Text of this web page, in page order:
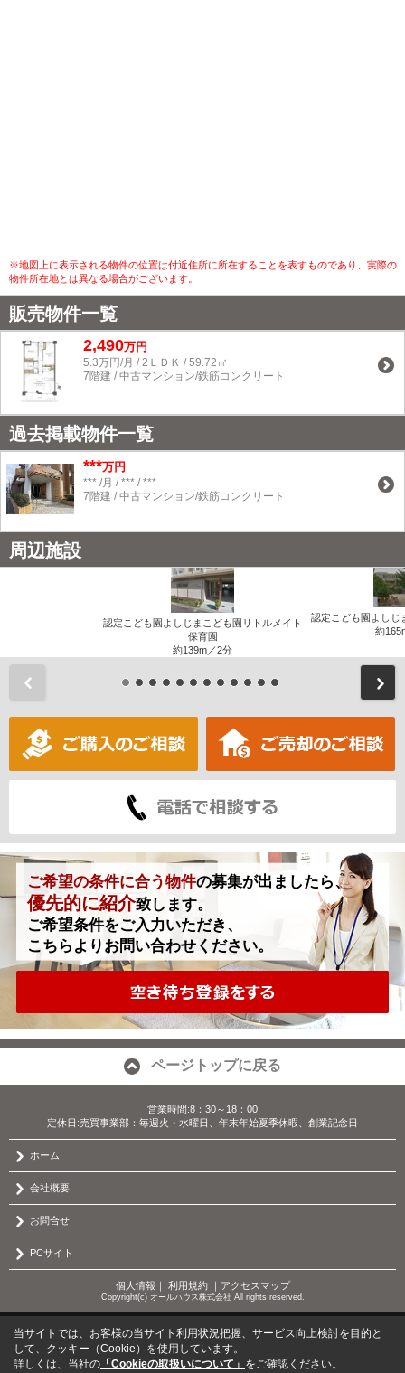
※地図上に表示される物件の位置は付近住所に所在することを表すものであり、実際の
物件所在地とは異なる場合がございます。
販売物件一覧
2,490万円
5.3万円/月 / 2ＬＤＫ / 59.72㎡
7階建 / 中古マンション/鉄筋コンクリート
過去掲載物件一覧
***万円
*** /月 / *** / ***
7階建 / 中古マンション/鉄筋コンクリート
周辺施設
認定こども園よしじまこども園リトルメイト
保育園
約139m／2分
認定こども園よしじ
約
ご希望の条件に合う物件の募集が出ましたら、
優先的に紹介致します。
ご希望条件をご入力いただき、
こちらよりお問い合わせください。
ページトップに戻る
営業時間:8：30～18：00
定休日:売買事業部：毎週火・水曜日、年末年始夏季休暇、創業記念日
ホーム
会社概要
お問合せ
PCサイト
個人情報 ｜ 利用規約｜ アクセスマップ
Copyright(c) オールハウス株式会社 All rights reserved.
当サイトでは、お客様の当サイト利用状況把握、サービス向上検討を目的と
して、クッキー（Cookie）を使用しています。
詳しくは、当社の 「Cookieの取扱いについて」 をご確認ください。